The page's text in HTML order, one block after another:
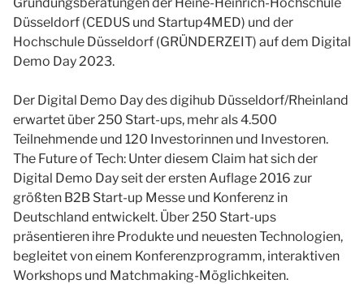
Düsseldorf (CEDUS und Startup4MED) und der
Hochschule Düsseldorf (GRÜNDERZEIT) auf dem Digital
Demo Day 2023.
Der Digital Demo Day des digihub Düsseldorf/Rheinland
erwartet über 250 Start-ups, mehr als 4.500
Teilnehmende und 120 Investorinnen und Investoren.
The Future of Tech: Unter diesem Claim hat sich der
Digital Demo Day seit der ersten Auflage 2016 zur
größten B2B Start-up Messe und Konferenz in
Deutschland entwickelt. Über 250 Start-ups
präsentieren ihre Produkte und neuesten Technologien,
begleitet von einem Konferenzprogramm, interaktiven
Workshops und Matchmaking-Möglichkeiten.